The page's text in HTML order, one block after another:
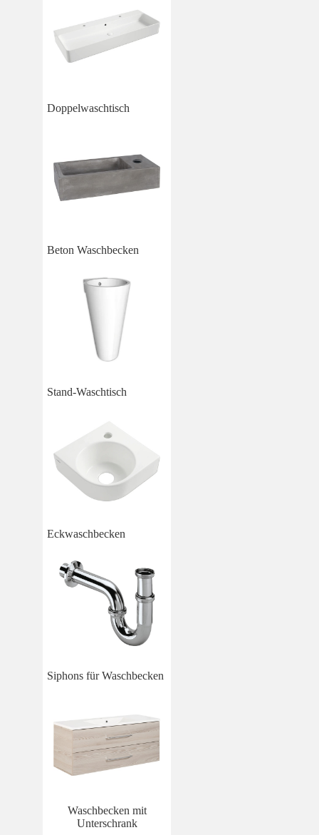
Doppelwaschtisch
Beton Waschbecken
Stand-Waschtisch
Eckwaschbecken
Siphons für Waschbecken
Waschbecken mit
Unterschrank